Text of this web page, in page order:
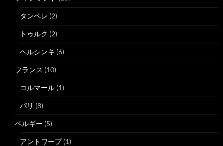
タンペレ (2)
トゥルク (2)
ヘルシンキ (6)
フランス (10)
コルマール (1)
パリ (8)
ベルギー (5)
アントワープ(1)